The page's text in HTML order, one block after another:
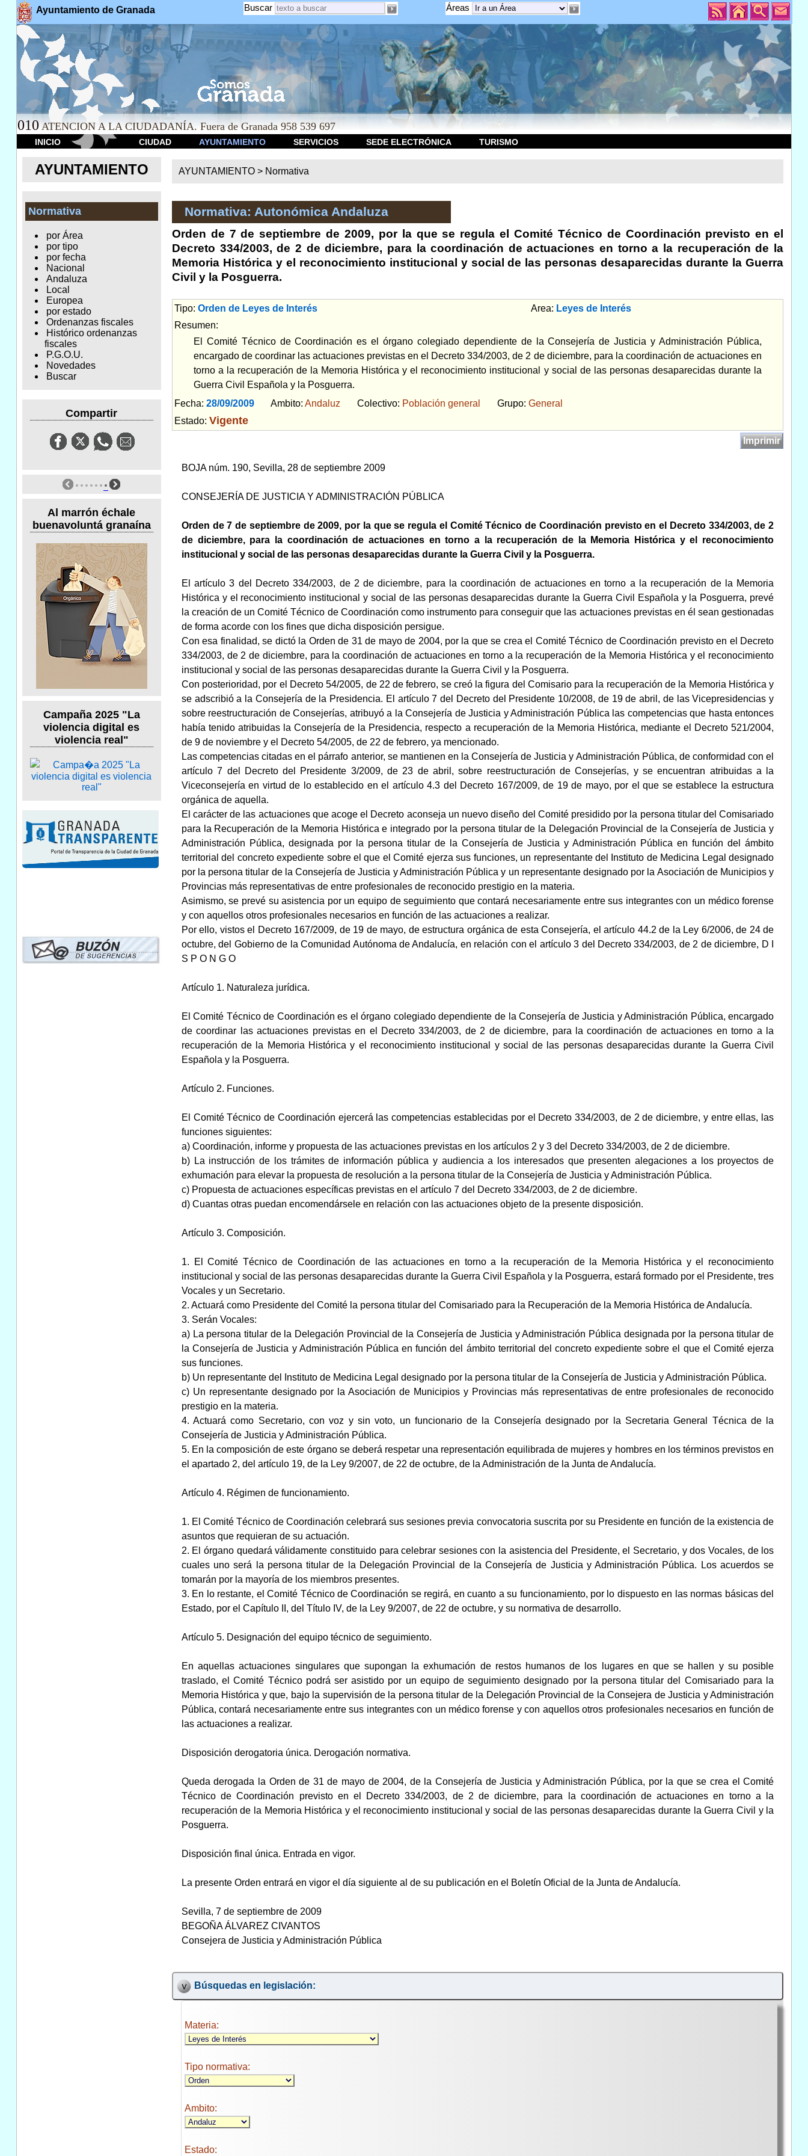
Ayuntamiento de Granada Áreas
Buscar
010 ATENCION A LA CIUDADANÍA. Fuera de Granada 958 539 697
INICIO CIUDAD AYUNTAMIENTO SERVICIOS SEDE ELECTRÓNICA TURISMO
AYUNTAMIENTO
Normativa
por Área
por tipo
por fecha
Nacional
Andaluza
Local
Europea
por estado
Ordenanzas fiscales
Histórico ordenanzas
fiscales
P.G.O.U.
Novedades
Buscar
Compartir
Al marrón échale
buenavoluntá granaína
Campaña 2025 "La
violencia digital es
violencia real"
AYUNTAMIENTO > Normativa
Normativa: Autonómica Andaluza
Orden de 7 de septiembre de 2009, por la que se regula el Comité Técnico de Coordinación previsto en el
Decreto 334/2003, de 2 de diciembre, para la coordinación de actuaciones en torno a la recuperación de la
Memoria Histórica y el reconocimiento institucional y social de las personas desaparecidas durante la Guerra
Civil y la Posguerra.
Tipo: Orden de Leyes de Interés Area: Leyes de Interés
Resumen:
El Comité Técnico de Coordinación es el órgano colegiado dependiente de la Consejería de Justicia y Administración Pública,
encargado de coordinar las actuaciones previstas en el Decreto 334/2003, de 2 de diciembre, para la coordinación de actuaciones en
torno a la recuperación de la Memoria Histórica y el reconocimiento institucional y social de las personas desaparecidas durante la
Guerra Civil Española y la Posguerra.
Fecha: 28/09/2009Ambito: Andaluz Colectivo: Población general Grupo: General
Estado: Vigente
Imprimir
BOJA núm. 190, Sevilla, 28 de septiembre 2009
CONSEJERÍA DE JUSTICIA Y ADMINISTRACIÓN PÚBLICA
Orden de 7 de septiembre de 2009, por la que se regula el Comité Técnico de Coordinación previsto en el Decreto 334/2003, de 2
de diciembre, para la coordinación de actuaciones en torno a la recuperación de la Memoria Histórica y el reconocimiento
institucional y social de las personas desaparecidas durante la Guerra Civil y la Posguerra.
El artículo 3 del Decreto 334/2003, de 2 de diciembre, para la coordinación de actuaciones en torno a la recuperación de la Memoria
Histórica y el reconocimiento institucional y social de las personas desaparecidas durante la Guerra Civil Española y la Posguerra, prevé
la creación de un Comité Técnico de Coordinación como instrumento para conseguir que las actuaciones previstas en él sean gestionadas
de forma acorde con los fines que dicha disposición persigue.
Con esa finalidad, se dictó la Orden de 31 de mayo de 2004, por la que se crea el Comité Técnico de Coordinación previsto en el Decreto
334/2003, de 2 de diciembre, para la coordinación de actuaciones en torno a la recuperación de la Memoria Histórica y el reconocimiento
institucional y social de las personas desaparecidas durante la Guerra Civil y la Posguerra.
Con posterioridad, por el Decreto 54/2005, de 22 de febrero, se creó la figura del Comisario para la recuperación de la Memoria Histórica y
se adscribió a la Consejería de la Presidencia. El artículo 7 del Decreto del Presidente 10/2008, de 19 de abril, de las Vicepresidencias y
sobre reestructuración de Consejerías, atribuyó a la Consejería de Justicia y Administración Pública las competencias que hasta entonces
había tenido atribuidas la Consejería de la Presidencia, respecto a recuperación de la Memoria Histórica, mediante el Decreto 521/2004,
de 9 de noviembre y el Decreto 54/2005, de 22 de febrero, ya mencionado.
Las competencias citadas en el párrafo anterior, se mantienen en la Consejería de Justicia y Administración Pública, de conformidad con el
artículo 7 del Decreto del Presidente 3/2009, de 23 de abril, sobre reestructuración de Consejerías, y se encuentran atribuidas a la
Viceconsejería en virtud de lo establecido en el artículo 4.3 del Decreto 167/2009, de 19 de mayo, por el que se establece la estructura
orgánica de aquella.
El carácter de las actuaciones que acoge el Decreto aconseja un nuevo diseño del Comité presidido por la persona titular del Comisariado
para la Recuperación de la Memoria Histórica e integrado por la persona titular de la Delegación Provincial de la Consejería de Justicia y
Administración Pública, designada por la persona titular de la Consejería de Justicia y Administración Pública en función del ámbito
territorial del concreto expediente sobre el que el Comité ejerza sus funciones, un representante del Instituto de Medicina Legal designado
por la persona titular de la Consejería de Justicia y Administración Pública y un representante designado por la Asociación de Municipios y
Provincias más representativas de entre profesionales de reconocido prestigio en la materia.
Asimismo, se prevé su asistencia por un equipo de seguimiento que contará necesariamente entre sus integrantes con un médico forense
y con aquellos otros profesionales necesarios en función de las actuaciones a realizar.
Por ello, vistos el Decreto 167/2009, de 19 de mayo, de estructura orgánica de esta Consejería, el artículo 44.2 de la Ley 6/2006, de 24 de
octubre, del Gobierno de la Comunidad Autónoma de Andalucía, en relación con el artículo 3 del Decreto 334/2003, de 2 de diciembre, D I
S P O N G O
Artículo 1. Naturaleza jurídica.
El Comité Técnico de Coordinación es el órgano colegiado dependiente de la Consejería de Justicia y Administración Pública, encargado
de coordinar las actuaciones previstas en el Decreto 334/2003, de 2 de diciembre, para la coordinación de actuaciones en torno a la
recuperación de la Memoria Histórica y el reconocimiento institucional y social de las personas desaparecidas durante la Guerra Civil
Española y la Posguerra.
Artículo 2. Funciones.
El Comité Técnico de Coordinación ejercerá las competencias establecidas por el Decreto 334/2003, de 2 de diciembre, y entre ellas, las
funciones siguientes:
a) Coordinación, informe y propuesta de las actuaciones previstas en los artículos 2 y 3 del Decreto 334/2003, de 2 de diciembre.
b) La instrucción de los trámites de información pública y audiencia a los interesados que presenten alegaciones a los proyectos de
exhumación para elevar la propuesta de resolución a la persona titular de la Consejería de Justicia y Administración Pública.
c) Propuesta de actuaciones específicas previstas en el artículo 7 del Decreto 334/2003, de 2 de diciembre.
d) Cuantas otras puedan encomendársele en relación con las actuaciones objeto de la presente disposición.
Artículo 3. Composición.
1. El Comité Técnico de Coordinación de las actuaciones en torno a la recuperación de la Memoria Histórica y el reconocimiento
institucional y social de las personas desaparecidas durante la Guerra Civil Española y la Posguerra, estará formado por el Presidente, tres
Vocales y un Secretario.
2. Actuará como Presidente del Comité la persona titular del Comisariado para la Recuperación de la Memoria Histórica de Andalucía.
3. Serán Vocales:
a) La persona titular de la Delegación Provincial de la Consejería de Justicia y Administración Pública designada por la persona titular de
la Consejería de Justicia y Administración Pública en función del ámbito territorial del concreto expediente sobre el que el Comité ejerza
sus funciones.
b) Un representante del Instituto de Medicina Legal designado por la persona titular de la Consejería de Justicia y Administración Pública.
c) Un representante designado por la Asociación de Municipios y Provincias más representativas de entre profesionales de reconocido
prestigio en la materia.
4. Actuará como Secretario, con voz y sin voto, un funcionario de la Consejería designado por la Secretaria General Técnica de la
Consejería de Justicia y Administración Pública.
5. En la composición de este órgano se deberá respetar una representación equilibrada de mujeres y hombres en los términos previstos en
el apartado 2, del artículo 19, de la Ley 9/2007, de 22 de octubre, de la Administración de la Junta de Andalucía.
Artículo 4. Régimen de funcionamiento.
1. El Comité Técnico de Coordinación celebrará sus sesiones previa convocatoria suscrita por su Presidente en función de la existencia de
asuntos que requieran de su actuación.
2. El órgano quedará válidamente constituido para celebrar sesiones con la asistencia del Presidente, el Secretario, y dos Vocales, de los
cuales uno será la persona titular de la Delegación Provincial de la Consejería de Justicia y Administración Pública. Los acuerdos se
tomarán por la mayoría de los miembros presentes.
3. En lo restante, el Comité Técnico de Coordinación se regirá, en cuanto a su funcionamiento, por lo dispuesto en las normas básicas del
Estado, por el Capítulo II, del Título IV, de la Ley 9/2007, de 22 de octubre, y su normativa de desarrollo.
Artículo 5. Designación del equipo técnico de seguimiento.
En aquellas actuaciones singulares que supongan la exhumación de restos humanos de los lugares en que se hallen y su posible
traslado, el Comité Técnico podrá ser asistido por un equipo de seguimiento designado por la persona titular del Comisariado para la
Memoria Histórica y que, bajo la supervisión de la persona titular de la Delegación Provincial de la Consejera de Justicia y Administración
Pública, contará necesariamente entre sus integrantes con un médico forense y con aquellos otros profesionales necesarios en función de
las actuaciones a realizar.
Disposición derogatoria única. Derogación normativa.
Queda derogada la Orden de 31 de mayo de 2004, de la Consejería de Justicia y Administración Pública, por la que se crea el Comité
Técnico de Coordinación previsto en el Decreto 334/2003, de 2 de diciembre, para la coordinación de actuaciones en torno a la
recuperación de la Memoria Histórica y el reconocimiento institucional y social de las personas desaparecidas durante la Guerra Civil y la
Posguerra.
Disposición final única. Entrada en vigor.
La presente Orden entrará en vigor el día siguiente al de su publicación en el Boletín Oficial de la Junta de Andalucía.
Sevilla, 7 de septiembre de 2009
BEGOÑA ÁLVAREZ CIVANTOS
Consejera de Justicia y Administración Pública
Búsquedas en legislación:
Materia:
Tipo normativa:
Ambito:
Estado: